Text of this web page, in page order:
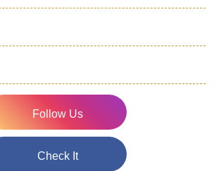
Follow Us
Check It